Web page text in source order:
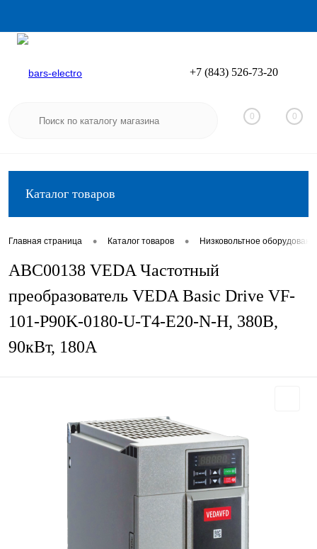
Вход
+7 (843) 526-73-20
0 0
Каталог товаров
Главная страница • Каталог товаров • Низковольтное
ABC00138 VEDA Частотный
преобразователь VEDA Basic Drive VF-
101-P90K-0180-U-T4-E20-N-H, 380В,
90кВт, 180А